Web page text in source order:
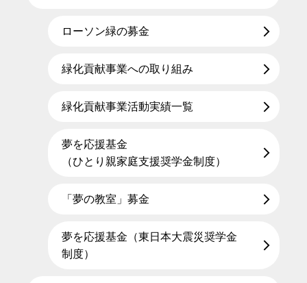
ローソン緑の募金
緑化貢献事業への取り組み
緑化貢献事業活動実績一覧
夢を応援基金
（ひとり親家庭支援奨学金制度）
「夢の教室」募金
夢を応援基金（東日本大震災奨学金
制度）